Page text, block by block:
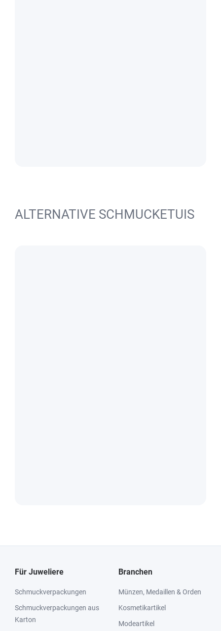
ALTERNATIVE SCHMUCKETUIS
Für Juweliere
Schmuckverpackungen
Schmuckverpackungen aus
Karton
Branchen
Münzen, Medaillen & Orden
Kosmetikartikel
Modeartikel